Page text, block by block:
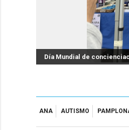
Día Mundial de
ANA AUTISMO